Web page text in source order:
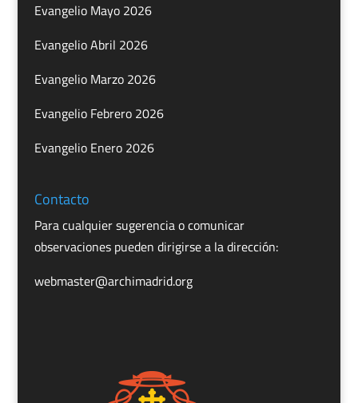
Evangelio Mayo 2026
Evangelio Abril 2026
Evangelio Marzo 2026
Evangelio Febrero 2026
Evangelio Enero 2026
Contacto
Para cualquier sugerencia o comunicar
observaciones pueden dirigirse a la dirección:
webmaster@archimadrid.org